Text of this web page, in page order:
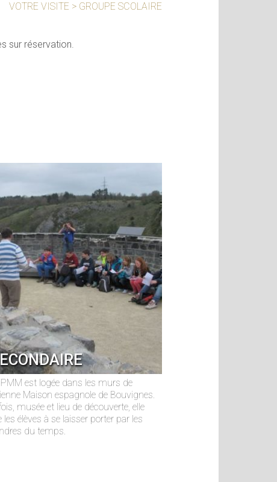
VOTRE VISITE > GROUPE SCOLAIRE
sur réservation.
est logée dans les murs de
Maison espagnole de Bouvignes.
musée et lieu de découverte, elle
les élèves à se laisser porter par les
du temps.